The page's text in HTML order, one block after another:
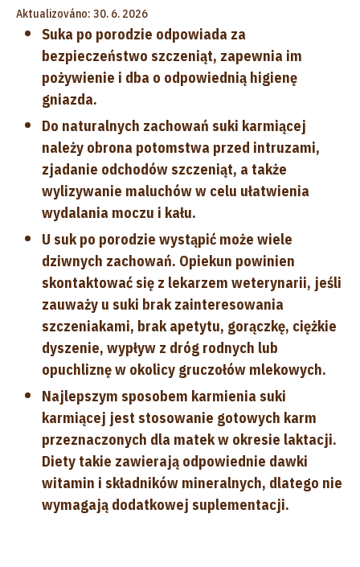
Aktualizováno: 30. 6. 2026
Suka po porodzie odpowiada za
bezpieczeństwo szczeniąt, zapewnia im
pożywienie i dba o odpowiednią higienę
gniazda.
Do naturalnych zachowań suki karmiącej
należy obrona potomstwa przed intruzami,
zjadanie odchodów szczeniąt, a także
wylizywanie maluchów w celu ułatwienia
wydalania moczu i kału.
U suk po porodzie wystąpić może wiele
dziwnych zachowań. Opiekun powinien
skontaktować się z lekarzem weterynarii, jeśli
zauważy u suki brak zainteresowania
szczeniakami, brak apetytu, gorączkę, ciężkie
dyszenie, wypływ z dróg rodnych lub
opuchliznę w okolicy gruczołów mlekowych.
Najlepszym sposobem karmienia suki
karmiącej jest stosowanie gotowych karm
przeznaczonych dla matek w okresie laktacji.
Diety takie zawierają odpowiednie dawki
witamin i składników mineralnych, dlatego nie
wymagają dodatkowej suplementacji.